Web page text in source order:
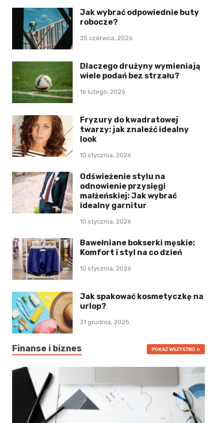
Jak wybrać odpowiednie buty
robocze?
25 czerwca, 2026
Dlaczego drużyny wymieniają
wiele podań bez strzału?
16 lutego, 2026
Fryzury do kwadratowej
twarzy: jak znaleźć idealny
look
10 stycznia, 2026
Odświeżenie stylu na
odnowienie przysięgi
małżeńskiej: Jak wybrać
idealny garnitur
10 stycznia, 2026
Bawełniane bokserki męskie:
Komfort i styl na co dzień
10 stycznia, 2026
Jak spakować kosmetyczkę na
urlop?
31 grudnia, 2025
Finanse i biznes POKAŻ WSZYSTKO